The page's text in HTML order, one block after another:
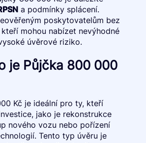
a podmínky splácení.
poskytovatelům bez
kteří mohou nabízet nevýhodné
úvěrové riziko.
je Půjčka 800 000
Kč je ideální pro ty, kteří
jako je rekonstrukce
nového vozu nebo pořízení
Tento typ úvěru je